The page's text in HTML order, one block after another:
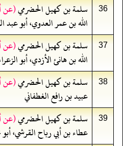
36 سلمة بن كهيل الحضرمي(عن
الله بن عمر العدوي، أبو عبد
37 سلمة بن كهيل الحضرمي(عن
الله بن هانئ الأزدي، أبو
38 سلمة بن كهيل الحضرمي(عن
عبيد بن رافع الغطفاني
39 سلمة بن كهيل الحضرمي(عن
عطاء بن أبي رباح القرشي،